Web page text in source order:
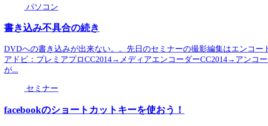
パソコン
書き込み不具合の続き
DVDへの書き込みが出来ない。。先日のセミナーの撮影編集はエンコー
アドビ：プレミアプロCC2014→メディアエンコーダーCC2014→アンコ
が...
セミナー
facebookのショートカットキーを使おう！